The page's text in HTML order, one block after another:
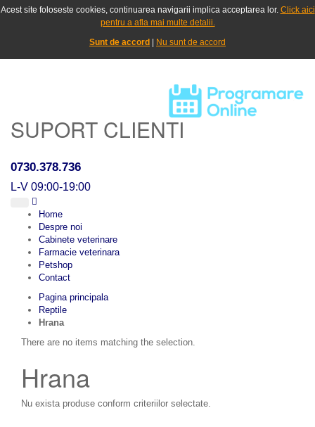
Acest site foloseste cookies, continuarea navigarii implica acceptarea lor. Click aici
pentru a afla mai multe detalii.
Sunt de accord
Nu sunt de accord
SUPORT CLIENTI
0730.378.736
L-V 09:00-19:00
Home
Despre noi
Cabinete veterinare
Farmacie veterinara
Petshop
Contact
Pagina principala
Reptile
Hrana
There are no items matching the selection.
Hrana
Nu exista produse conform criteriilor selectate.